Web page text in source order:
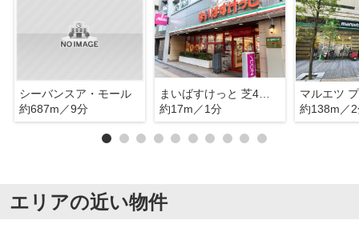
シーバンスア・モール
約687m／9分
まいばすけっと 芝4丁目店
約17m／1分
約138m／
エリアの近い物件